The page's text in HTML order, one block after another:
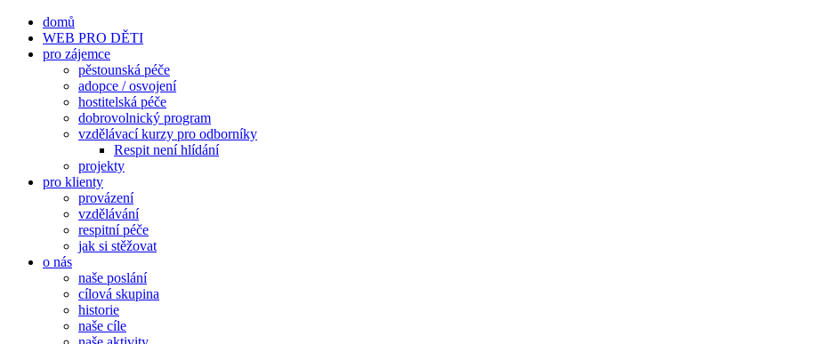
Přeskočit
obsah
domů
WEB PRO DĚTI
pro zájemce
pěstounská péče
adopce / osvojení
hostitelská péče
dobrovolnický program
vzdělávací kurzy pro odborníky
Respit není hlídání
projekty
pro klienty
provázení
vzdělávání
respitní péče
jak si stěžovat
o nás
naše poslání
cílová skupina
historie
naše cíle